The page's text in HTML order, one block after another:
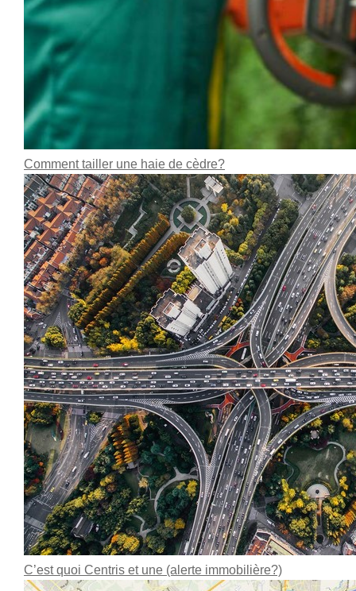
Comment tailler une haie de cèdre?
C’est quoi Centris et une (alerte immobilière?)